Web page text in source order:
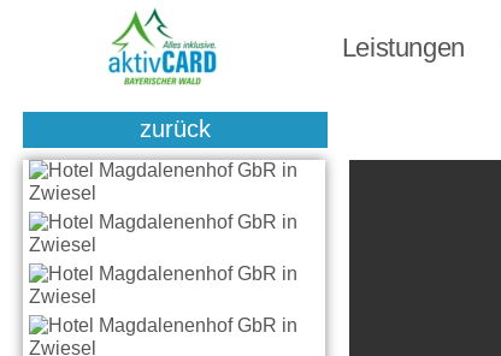
Leistungen
zurück